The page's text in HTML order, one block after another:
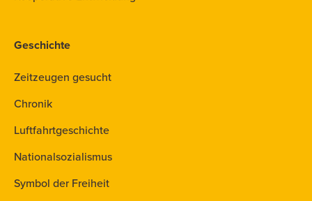
Geschichte
Zeitzeugen gesucht
Chronik
Luftfahrtgeschichte
Nationalsozialismus
Symbol der Freiheit